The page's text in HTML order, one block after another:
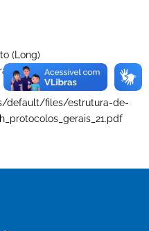
(Long)
default/files/estrutura-de-